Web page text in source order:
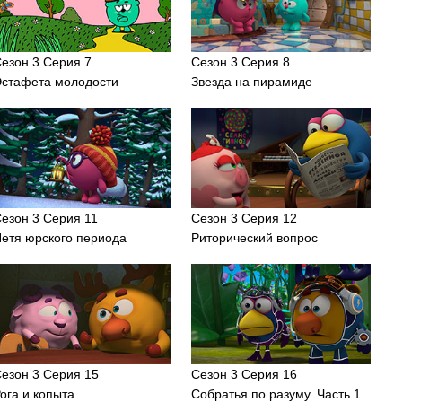
3 Серия 7
молодости
Сезон 3 Серия 8
Звезда на пирамиде
3 Серия 11
юрского периода
Сезон 3 Серия 12
Риторический вопрос
3 Серия 15
и копыта
Сезон 3 Серия 16
Собратья по разуму. Часть 1